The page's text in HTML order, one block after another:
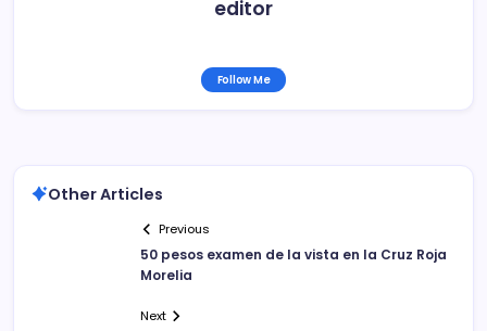
editor
Follow Me
Other Articles
Previous
50 pesos examen de la vista en la Cruz Roja
Morelia
Next